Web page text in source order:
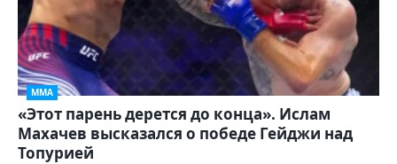
ММА
«Этот парень дерется до конца». Ислам
Махачев высказался о победе Гейджи над
Топурией